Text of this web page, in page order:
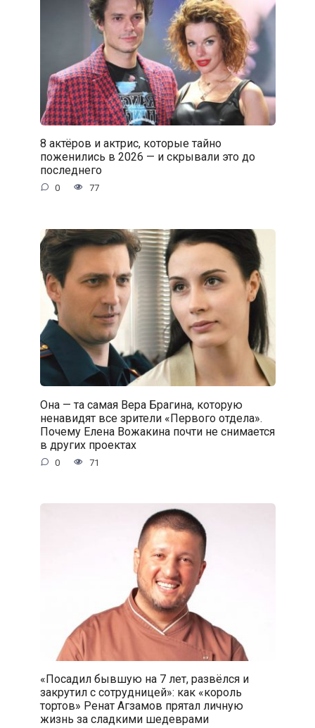
8 актёров и актрис, которые тайно
поженились в 2026 — и скрывали это до
последнего
0 77
Она — та самая Вера Брагина, которую
ненавидят все зрители «Первого отдела».
Почему Елена Вожакина почти не снимается
в других проектах
0 71
«Посадил бывшую на 7 лет, развёлся и
закрутил с сотрудницей»: как «король
тортов» Ренат Агзамов прятал личную
жизнь за сладкими шедеврами